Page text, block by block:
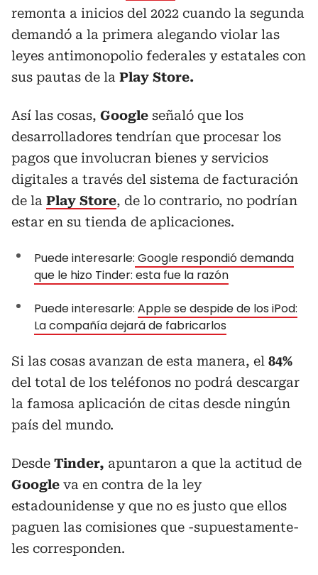
remonta a inicios del 2022 cuando la segunda
demandó a la primera alegando violar las
leyes antimonopolio federales y estatales con
sus pautas de la Play Store.
Así las cosas, Google señaló que los
desarrolladores tendrían que procesar los
pagos que involucran bienes y servicios
digitales a través del sistema de facturación
de la Play Store, de lo contrario, no podrían
estar en su tienda de aplicaciones.
Puede interesarle: Google respondió demanda
que le hizo Tinder: esta fue la razón
Puede interesarle: Apple se despide de los iPod:
La compañía dejará de fabricarlos
Si las cosas avanzan de esta manera, el 84%
del total de los teléfonos no podrá descargar
la famosa aplicación de citas desde ningún
país del mundo.
Desde Tinder, apuntaron a que la actitud de
Google va en contra de la ley
estadounidense y que no es justo que ellos
paguen las comisiones que -supuestamente-
les corresponden.